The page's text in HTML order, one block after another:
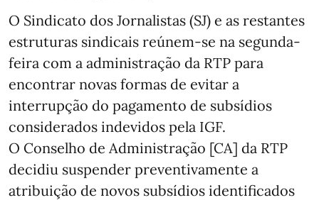
O Sindicato dos Jornalistas (SJ) e as restantes
estruturas sindicais reúnem-se na segunda-
feira com a administração da RTP para
encontrar novas formas de evitar a
interrupção do pagamento de subsídios
considerados indevidos pela IGF.
O Conselho de Administração [CA] da RTP
decidiu suspender preventivamente a
atribuição de novos subsídios identificados